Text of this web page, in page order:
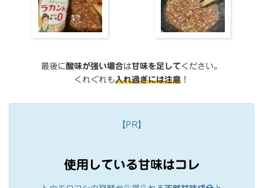
最後に酸味が強い場合は甘味を足して ください。
くれぐれも入れ過ぎには注意 ！
【PR】
使用している甘味はコレ